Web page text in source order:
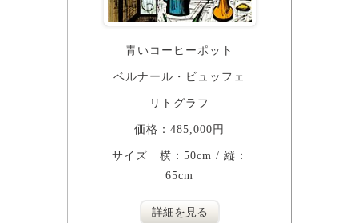
青いコーヒーポット
ベルナール・ビュッフェ
リトグラフ
価格：485,000円
サイズ 横：50cm / 縦：
65cm
詳細を見る